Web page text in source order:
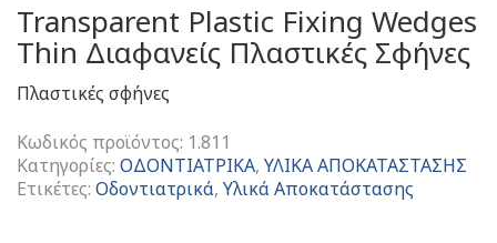
Transparent Plastic Fixing Wedges
Thin Διαφανείς Πλαστικές Σφήνες
Πλαστικές σφήνες
Κωδικός προϊόντος: 1.811
Κατηγορίες: ΟΔΟΝΤΙΑΤΡΙΚΑ, ΥΛΙΚΑ ΑΠΟΚΑΤΑΣΤΑΣΗΣ
Ετικέτες: Οδοντιατρικά, Υλικά Αποκατάστασης